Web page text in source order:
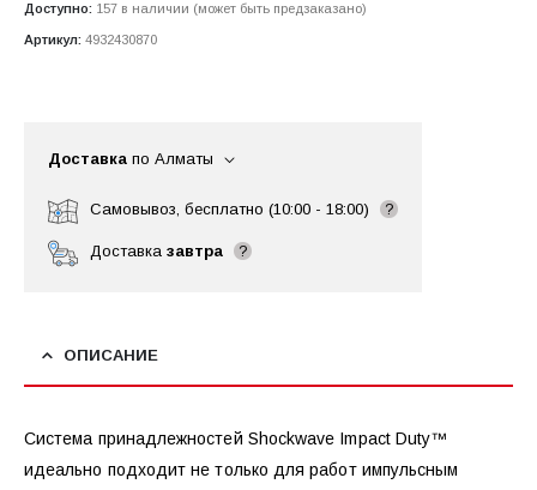
Доступно: 157 в наличии (может быть предзаказано)
Артикул: 4932430870
Доставка по Алматы
Самовывоз, бесплатно (10:00 - 18:00) ?
Доставка завтра ?
ОПИСАНИЕ
Система принадлежностей Shockwave Impact Duty™
идеально подходит не только для работ импульсным